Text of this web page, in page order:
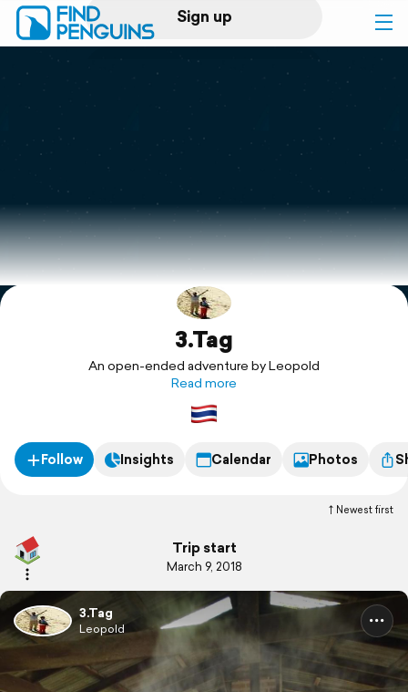
Sign up
Log in
Print a book
Flyover video
Explore
3.Tag
An open-ended adventure by Leopold
Read more
Follow Insights Calendar Photos
Newest first
Trip start
March 9, 2018
3.Tag
Leopold